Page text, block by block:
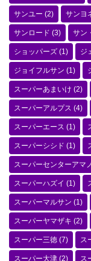
サンユー (2) サンヨ
サンロード (3) サン
ショッパーズ (1) ジ
ジョイフルサン (1)
スーパーあまいけ (2)
スーパーアルプス (4)
スーパーエース (1)
スーパーシシド (1)
スーパーセンターアマ
スーパーハズイ (1)
スーパーマルサン (1)
スーパーヤマザキ (2)
スーパー三徳 (7) ス
スーパー大津 (2) ス